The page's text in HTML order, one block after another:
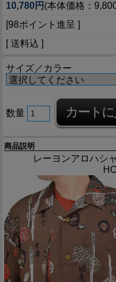
10,780円 (本体価格：
[98ポイント進呈 ]
[ 送料込 ]
サイズ／カラー
数量
商品説明
レーヨンアロハシ